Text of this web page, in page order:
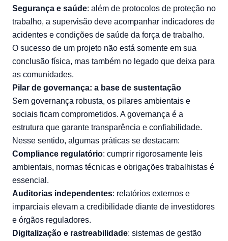
Segurança e saúde: além de protocolos de proteção no
trabalho, a supervisão deve acompanhar indicadores de
acidentes e condições de saúde da força de trabalho.
O sucesso de um projeto não está somente em sua
conclusão física, mas também no legado que deixa para
as comunidades.
Pilar de governança: a base de sustentação
Sem governança robusta, os pilares ambientais e
sociais ficam comprometidos. A governança é a
estrutura que garante transparência e confiabilidade.
Nesse sentido, algumas práticas se destacam:
Compliance regulatório: cumprir rigorosamente leis
ambientais, normas técnicas e obrigações trabalhistas é
essencial.
Auditorias independentes: relatórios externos e
imparciais elevam a credibilidade diante de investidores
e órgãos reguladores.
Digitalização e rastreabilidade: sistemas de gestão